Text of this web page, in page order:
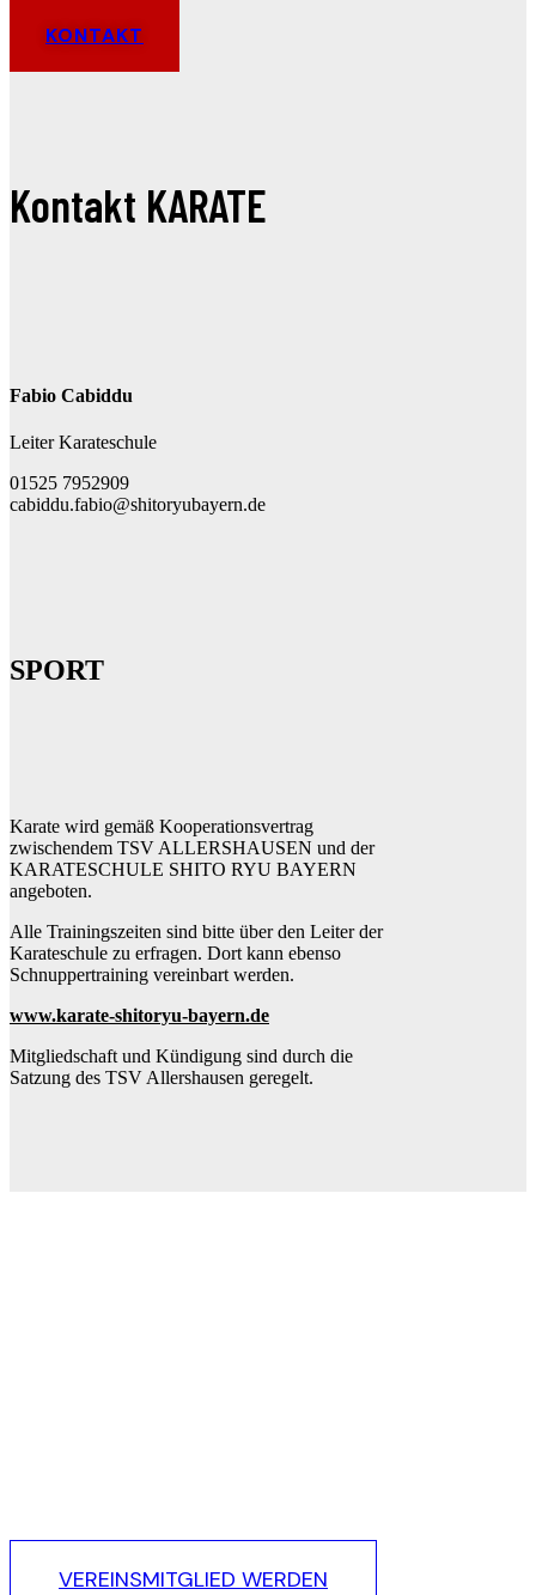
KONTAKT
Kontakt KARATE
Fabio Cabiddu
Leiter Karateschule
01525 7952909
cabiddu.fabio@shitoryubayern.de
SPORT
Karate wird gemäß Kooperationsvertrag
zwischendem TSV ALLERSHAUSEN und der
KARATESCHULE SHITO RYU BAYERN
angeboten.
Alle Trainingszeiten sind bitte über den Leiter der
Karateschule zu erfragen. Dort kann ebenso
Schnuppertraining vereinbart werden.
www.karate-shitoryu-bayern.de
Mitgliedschaft und Kündigung sind durch die
Satzung des TSV Allershausen geregelt.
VEREINSMITGLIED WERDEN